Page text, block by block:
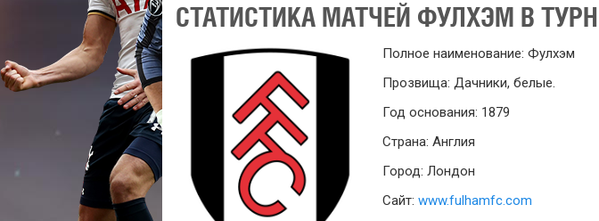
СТАТИСТИКА МАТЧЕЙ ФУЛХЭМ В
Полное наименование: Фулхэм
Прозвища: Дачники, белые.
Год основания: 1879
Страна: Англия
Город: Лондон
Сайт: www.fulhamfc.com